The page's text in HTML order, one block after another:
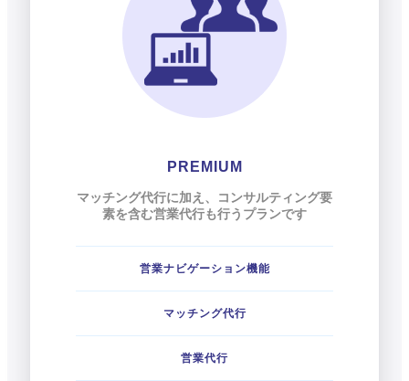
PREMIUM
マッチング代行に加え、コンサルティング要
素を含む営業代行も行うプランです
営業ナビゲーション機能
マッチング代行
営業代行